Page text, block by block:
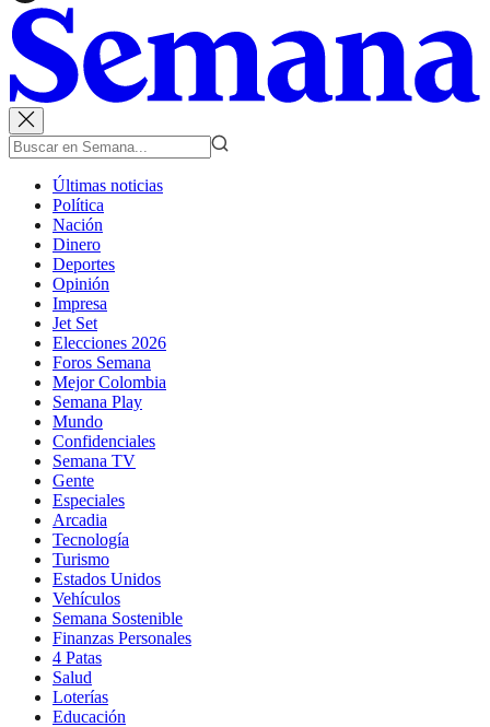
Últimas noticias
Política
Nación
Dinero
Deportes
Opinión
Impresa
Jet Set
Elecciones 2026
Foros Semana
Mejor Colombia
Semana Play
Mundo
Confidenciales
Semana TV
Gente
Especiales
Arcadia
Tecnología
Turismo
Estados Unidos
Vehículos
Semana Sostenible
Finanzas Personales
4 Patas
Salud
Loterías
Educación